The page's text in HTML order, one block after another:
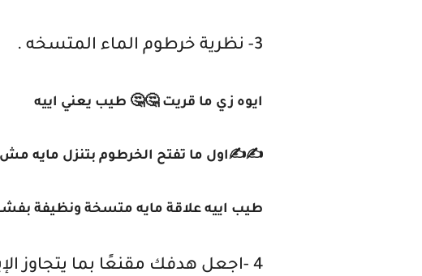
3- نظرية خرطوم الماء المتسخه .
ايوه زي ما قريت 🤔🤔 طيب يعني اييه
✍️✍️اول ما تفتح الخرطوم بتنزل مايه مش
طيب اييه علاقة مايه متسخة ونظيفة
4 -اجعل هدفك مقنعًا بما يتجاوز الإيمان